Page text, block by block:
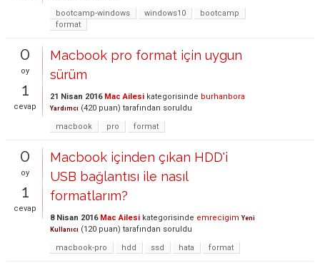
bootcamp-windows
windows10
bootcamp
format
0
oy
1
cevap
Macbook pro format için uygun
sürüm
21 Nisan 2016 Mac Ailesi kategorisinde burhanbora
Yardımcı (420 puan) tarafından soruldu
macbook
pro format
0
oy
1
cevap
Macbook içinden çıkan HDD'i
USB bağlantısı ile nasıl
formatlarım?
8 Nisan 2016 Mac Ailesi kategorisinde emrecigim Yeni
Kullanıcı (120 puan) tarafından soruldu
macbook-pro
hdd ssd hata format